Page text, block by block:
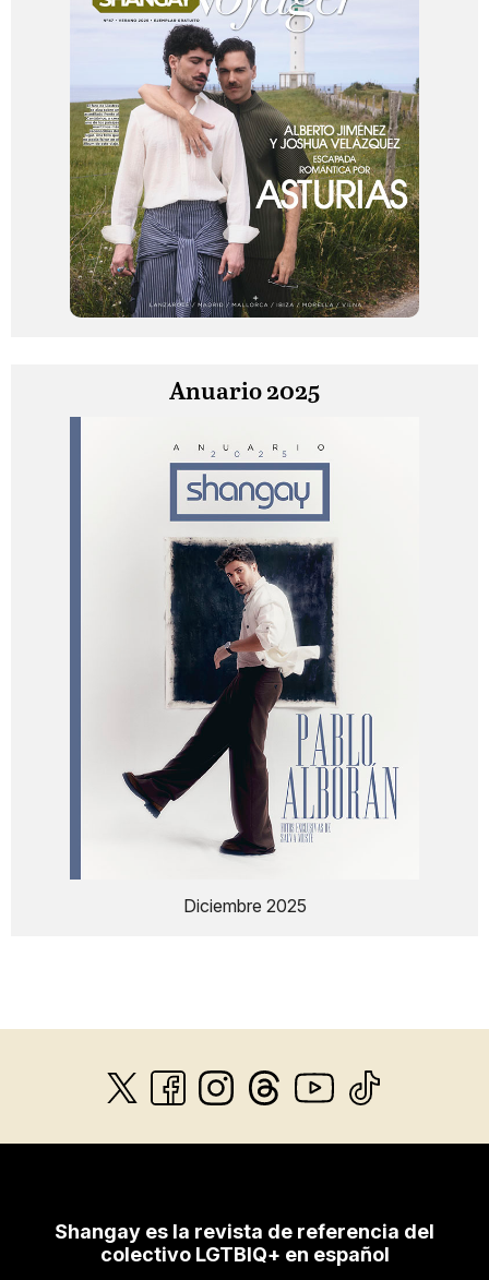
Anuario 2025
Diciembre 2025
Shangay es la revista de referencia del
colectivo LGTBIQ+ en español